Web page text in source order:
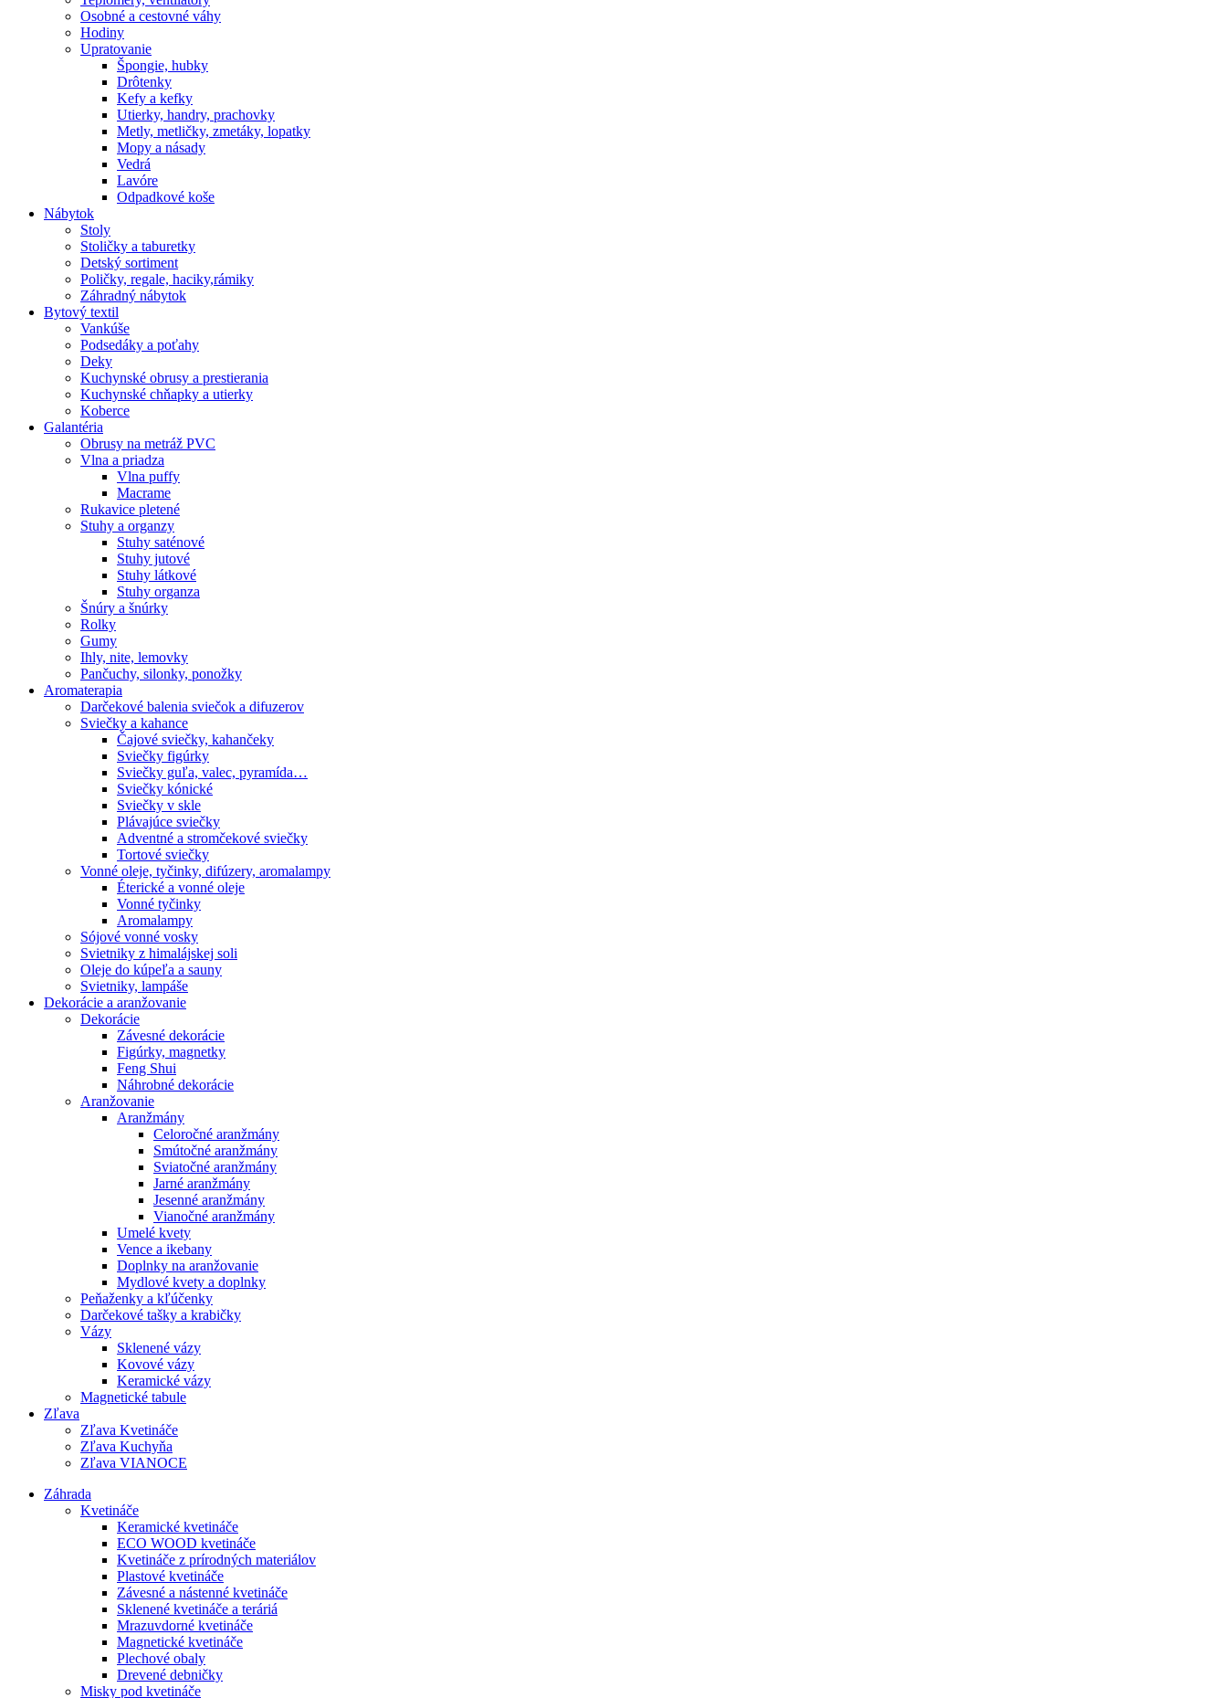
Osobné a cestovné váhy
Hodiny
Upratovanie
Špongie, hubky
Drôtenky
Kefy a kefky
Utierky, handry, prachovky
Metly, metličky, zmetáky, lopatky
Mopy a násady
Vedrá
Lavóre
Odpadkové koše
Nábytok
Stoly
Stoličky a taburetky
Detský sortiment
Poličky, regale, haciky,rámiky
Záhradný nábytok
Bytový textil
Vankúše
Podsedáky a poťahy
Deky
Kuchynské obrusy a prestierania
Kuchynské chňapky a utierky
Koberce
Galantéria
Obrusy na metráž PVC
Vlna a priadza
Vlna puffy
Macrame
Rukavice pletené
Stuhy a organzy
Stuhy saténové
Stuhy jutové
Stuhy látkové
Stuhy organza
Šnúry a šnúrky
Rolky
Gumy
Ihly, nite, lemovky
Pančuchy, silonky, ponožky
Aromaterapia
Darčekové balenia sviečok a difuzerov
Sviečky a kahance
Čajové sviečky, kahančeky
Sviečky figúrky
Sviečky guľa, valec, pyramída…
Sviečky kónické
Sviečky v skle
Plávajúce sviečky
Adventné a stromčekové sviečky
Tortové sviečky
Vonné oleje, tyčinky, difúzery, aromalampy
Éterické a vonné oleje
Vonné tyčinky
Aromalampy
Sójové vonné vosky
Svietniky z himalájskej soli
Oleje do kúpeľa a sauny
Svietniky, lampáše
Dekorácie a aranžovanie
Dekorácie
Závesné dekorácie
Figúrky, magnetky
Feng Shui
Náhrobné dekorácie
Aranžovanie
Aranžmány
Celoročné aranžmány
Smútočné aranžmány
Sviatočné aranžmány
Jarné aranžmány
Jesenné aranžmány
Vianočné aranžmány
Umelé kvety
Vence a ikebany
Doplnky na aranžovanie
Mydlové kvety a doplnky
Peňaženky a kľúčenky
Darčekové tašky a krabičky
Vázy
Sklenené vázy
Kovové vázy
Keramické vázy
Magnetické tabule
Zľava
Zľava Kvetináče
Zľava Kuchyňa
Zľava VIANOCE
Záhrada
Kvetináče
Keramické kvetináče
ECO WOOD kvetináče
Kvetináče z prírodných materiálov
Plastové kvetináče
Závesné a nástenné kvetináče
Sklenené kvetináče a teráriá
Mrazuvdorné kvetináče
Magnetické kvetináče
Plechové obaly
Drevené debničky
Misky pod kvetináče